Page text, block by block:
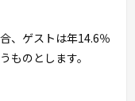
、ゲストは年14.6％
ものとします。